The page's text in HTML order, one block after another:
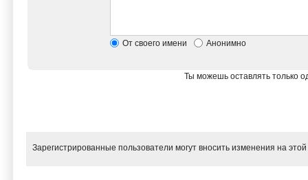
От своего имени Анонимно
Ты можешь оставлять только
Зарегистрированные пользователи могут вносить изменения на